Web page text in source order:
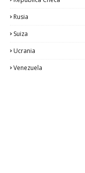
Rusia
Suiza
Ucrania
Venezuela